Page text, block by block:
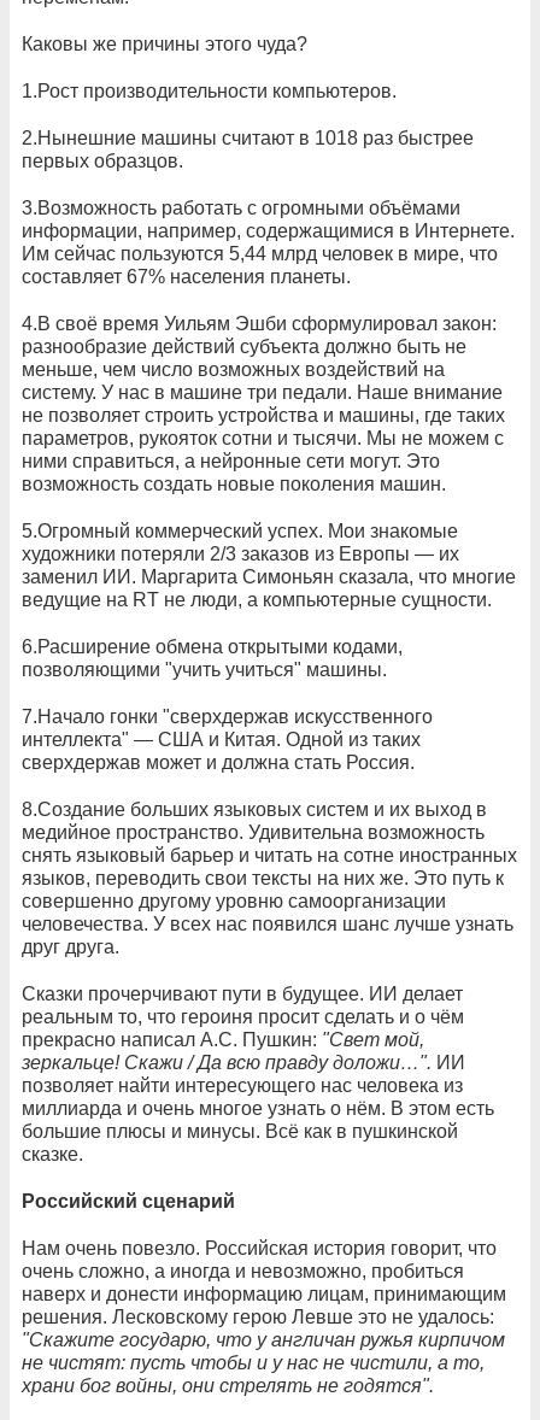
Каковы же причины этого чуда?
1.Рост производительности компьютеров.
2.Нынешние машины считают в 1018 раз быстрее
первых образцов.
3.Возможность работать с огромными объёмами
информации, например, содержащимися в Интернете.
Им сейчас пользуются 5,44 млрд человек в мире, что
составляет 67% населения планеты.
4.В своё время Уильям Эшби сформулировал закон:
разнообразие действий субъекта должно быть не
меньше, чем число возможных воздействий на
систему. У нас в машине три педали. Наше внимание
не позволяет строить устройства и машины, где таких
параметров, рукояток сотни и тысячи. Мы не можем с
ними справиться, а нейронные сети могут. Это
возможность создать новые поколения машин.
5.Огромный коммерческий успех. Мои знакомые
художники потеряли 2/3 заказов из Европы — их
заменил ИИ. Маргарита Симоньян сказала, что многие
ведущие на RT не люди, а компьютерные сущности.
6.Расширение обмена открытыми кодами,
позволяющими "учить учиться" машины.
7.Начало гонки "сверхдержав искусственного
интеллекта" — США и Китая. Одной из таких
сверхдержав может и должна стать Россия.
8.Создание больших языковых систем и их выход в
медийное пространство. Удивительна возможность
снять языковый барьер и читать на сотне иностранных
языков, переводить свои тексты на них же. Это путь к
совершенно другому уровню самоорганизации
человечества. У всех нас появился шанс лучше узнать
друг друга.
Сказки прочерчивают пути в будущее. ИИ делает
реальным то, что героиня просит сделать и о чём
прекрасно написал А.С. Пушкин: "Свет мой,
зеркальце! Скажи / Да всю правду доложи…". ИИ
позволяет найти интересующего нас человека из
миллиарда и очень многое узнать о нём. В этом есть
большие плюсы и минусы. Всё как в пушкинской
сказке.
Российский сценарий
Нам очень повезло. Российская история говорит, что
очень сложно, а иногда и невозможно, пробиться
наверх и донести информацию лицам, принимающим
решения. Лесковскому герою Левше это не удалось:
"Скажите государю, что у англичан ружья кирпичом
не чистят: пусть чтобы и у нас не чистили, а то,
храни бог войны, они стрелять не годятся".